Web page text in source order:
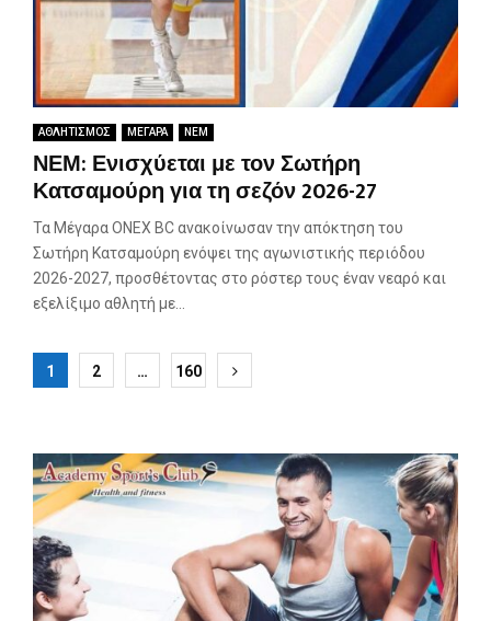
ΑΘΛΗΤΙΣΜΟΣ ΜΕΓΑΡΑ ΝΕΜ
ΝΕΜ: Ενισχύεται με τον Σωτήρη
Κατσαμούρη για τη σεζόν 2026-27
Τα Μέγαρα ONEX BC ανακοίνωσαν την απόκτηση του
Σωτήρη Κατσαμούρη ενόψει της αγωνιστικής περιόδου
2026-2027, προσθέτοντας στο ρόστερ τους έναν νεαρό και
εξελίξιμο αθλητή με...
Σελιδοποίηση
1 2 … 160